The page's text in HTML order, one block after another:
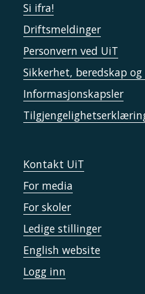
Si ifra!
Driftsmeldinger
Personvern ved UiT
Sikkerhet, beredskap
Informasjonskapsler
Kontakt UiT
For media
For skoler
Ledige stillinger
English website
Logg inn